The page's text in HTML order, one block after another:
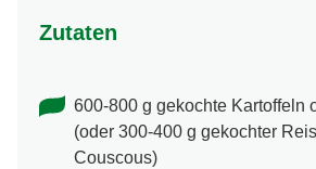
Zutaten
600-800 g gekochte Kartoffeln
(oder 300-400 g gekochter
Couscous)